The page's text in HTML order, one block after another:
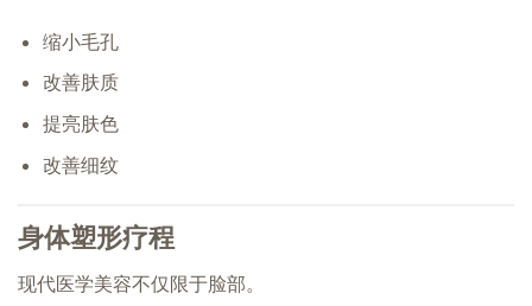
缩小毛孔
改善肤质
提亮肤色
改善细纹
身体塑形疗程
现代医学美容不仅限于脸部。